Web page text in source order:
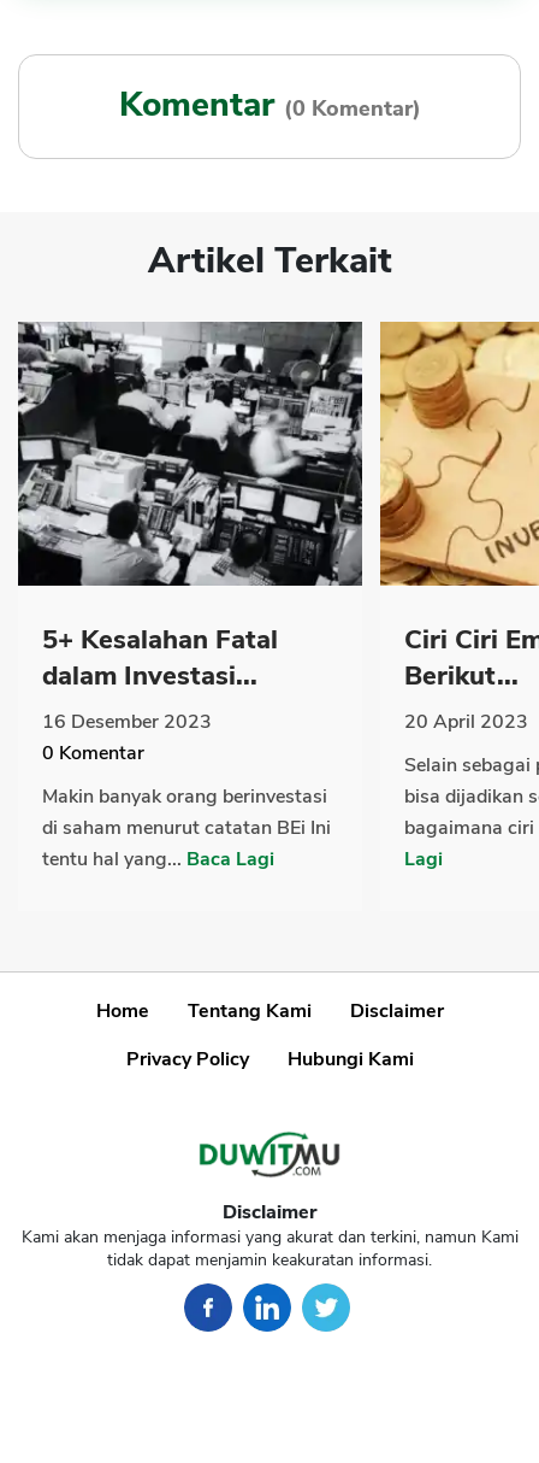
Komentar (0 Komentar)
Artikel Terkait
5+ Kesalahan Fatal
dalam Investasi...
16 Desember 2023
0 Komentar
Makin banyak orang berinvestasi
di saham menurut catatan BEi Ini
tentu hal yang... Baca Lagi
Ciri Ciri
Berikut...
20 April 2023
Selain sebagai
bisa dijadikan
bagaimana
Lagi
Home Tentang Kami
Disclaimer
Privacy Policy
Hubungi Kami
Disclaimer
Kami akan menjaga informasi yang akurat dan terkini, namun Kami
tidak dapat menjamin keakuratan informasi.